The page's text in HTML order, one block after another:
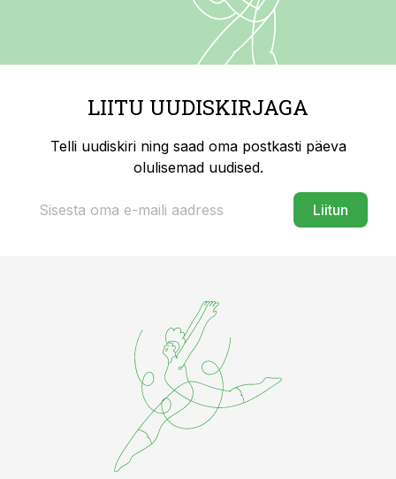
LIITU UUDISKIRJAGA
Telli uudiskiri ning saad oma postkasti päeva
olulisemad uudised.
Liitun